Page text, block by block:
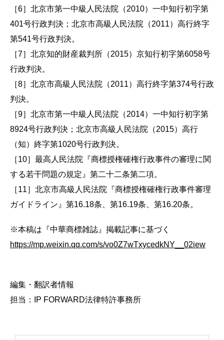
［6］北京市第一中級人民法院（2010）一中知行初字第
401号行政判決；北京市高級人民法院（2011）高行終字
第541号行政判決。
［7］北京知的財産裁判所（2015）京知行初字第6058号
行政判決。
［8］北京市高級人民法院（2011）高行終字第374号行政
判決。
［9］北京市第一中級人民法院（2014）一中知行初字第
8924号行政判決；北京市高級人民法院（2015）高行
（知）終字第1020号行政判決。
［10］最高人民法院『商標授権確権行政事件の審理に関
する若干問題の規定』第二十二条第二項。
［11］北京市高級人民法院『商標授権確権行政事件審理
ガイドライン』第16.18条、第16.19条、第16.20条。
※本稿は『中華商標雑誌』掲載記事に基づく
https://mp.weixin.qq.com/s/vo0Z7wTxycedkNY__02iew
編集・翻訳者情報
担当：
IP FORWARD法律特許事務所